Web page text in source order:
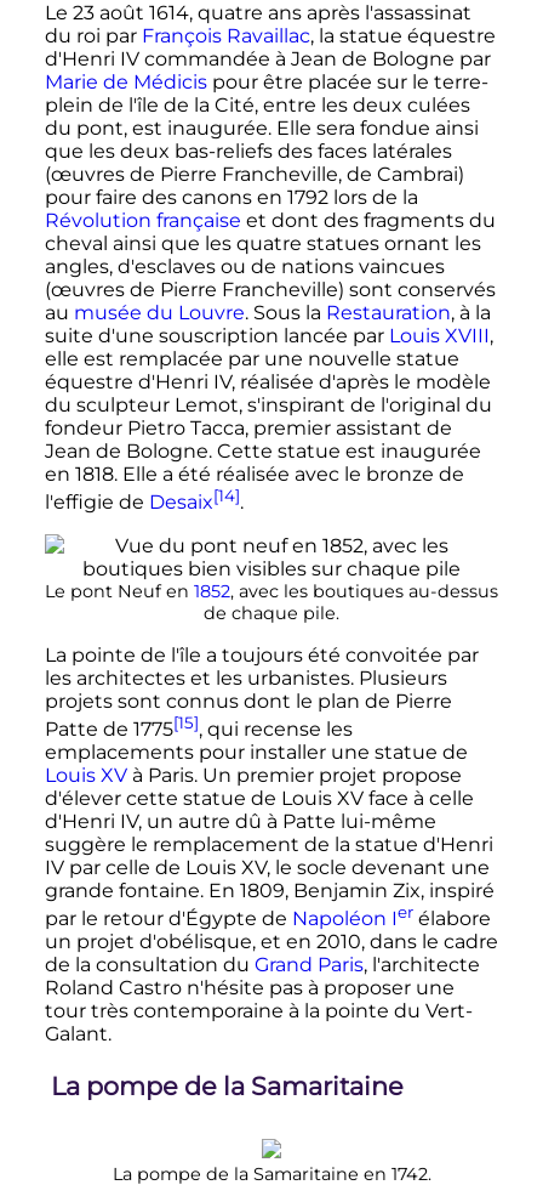
Le 23 août 1614, quatre ans après l'assassinat
du roi par François Ravaillac, la statue équestre
d'Henri IV commandée à Jean de Bologne par
Marie de Médicispour être placée sur le terre-
plein de l'île de la Cité, entre les deux culées
du pont, est inaugurée. Elle sera fondue ainsi
que les deux bas-reliefs des faces latérales
(œuvres de Pierre Francheville, de Cambrai)
pour faire des canons en 1792 lors de la
Révolution française et dont des fragments du
cheval ainsi que les quatre statues ornant les
angles, d'esclaves ou de nations vaincues
(œuvres de Pierre Francheville) sont conservés
au musée du Louvre. Sous la Restauration, à la
suite d'une souscription lancée par Louis XVIII,
elle est remplacée par une nouvelle statue
équestre d'Henri IV, réalisée d'après le modèle
du sculpteur Lemot, s'inspirant de l'original du
fondeur Pietro Tacca, premier assistant de
Jean de Bologne. Cette statue est inaugurée
en 1818. Elle a été réalisée avec le bronze de
l'effigie de Desaix[14].
Le pont Neuf en 1852, avec les boutiques au-dessus
de chaque pile.
La pointe de l'île a toujours été convoitée par
les architectes et les urbanistes. Plusieurs
projets sont connus dont le plan de Pierre
Patte de 1775[15], qui recense les
emplacements pour installer une statue de
Louis XVà Paris. Un premier projet propose
d'élever cette statue de Louis XV face à celle
d'Henri IV, un autre dû à Patte lui-même
suggère le remplacement de la statue d'Henri
IV par celle de Louis XV, le socle devenant une
grande fontaine. En 1809, Benjamin Zix, inspiré
par le retour d'Égypte de Napoléon Ier élabore
un projet d'obélisque, et en 2010, dans le cadre
de la consultation du Grand Paris, l'architecte
Roland Castro n'hésite pas à proposer une
tour très contemporaine à la pointe du Vert-
Galant.
La pompe de la Samaritaine
La pompe de la Samaritaine en 1742.